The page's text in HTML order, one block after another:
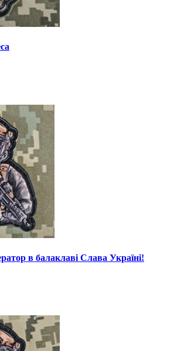
в балаклаві Слава Україні!